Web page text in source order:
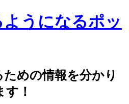
うになるポッ
めの情報を分かり
！